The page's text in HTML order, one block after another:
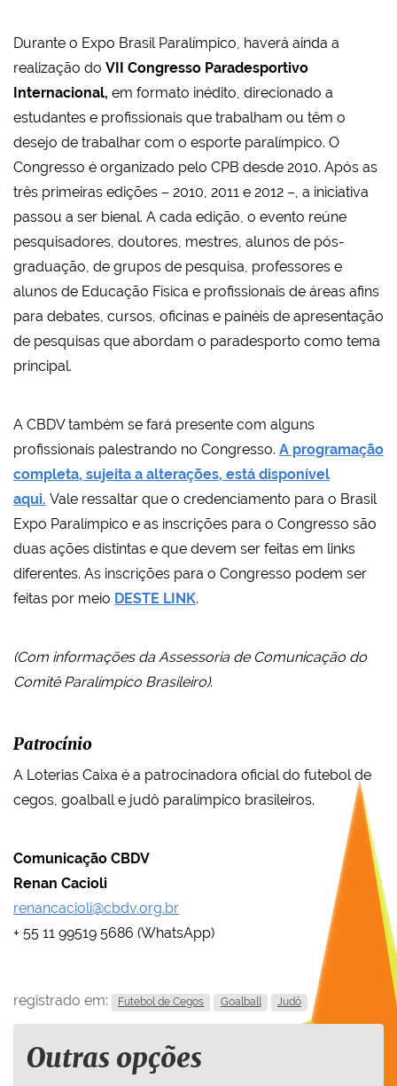
Durante o Expo Brasil Paralímpico, haverá ainda a
realização do VII Congresso Paradesportivo
Internacional, em formato inédito, direcionado a
estudantes e profissionais que trabalham ou têm o
desejo de trabalhar com o esporte paralímpico. O
Congresso é organizado pelo CPB desde 2010. Após as
três primeiras edições – 2010, 2011 e 2012 –, a iniciativa
passou a ser bienal. A cada edição, o evento reúne
pesquisadores, doutores, mestres, alunos de pós-
graduação, de grupos de pesquisa, professores e
alunos de Educação Física e profissionais de áreas afins
para debates, cursos, oficinas e painéis de apresentação
de pesquisas que abordam o paradesporto como tema
principal.
A CBDV também se fará presente com alguns
profissionais palestrando no Congresso. A programação
completa, sujeita a alterações, está disponível
aqui. Vale ressaltar que o credenciamento para o Brasil
Expo Paralímpico e as inscrições para o Congresso são
duas ações distintas e que devem ser feitas em links
diferentes. As inscrições para o Congresso podem ser
feitas por meio DESTE LINK.
(Com informações da Assessoria de Comunicação do
Comitê Paralímpico Brasileiro).
Patrocínio
A Loterias Caixa é a patrocinadora oficial do futebol de
cegos, goalball e judô paralímpico brasileiros.
Comunicação CBDV
Renan Cacioli
renancacioli@cbdv.org.br
+ 55 11 99519 5686 (WhatsApp)
registrado em: Futebol de Cegos Goalball Judô
Outras opções